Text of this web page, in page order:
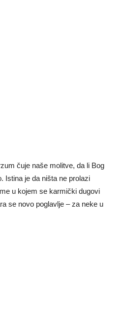
čuje naše molitve, da li Bog
Istina je da ništa ne prolazi
u kojem se karmički dugovi
se novo poglavlje – za neke u